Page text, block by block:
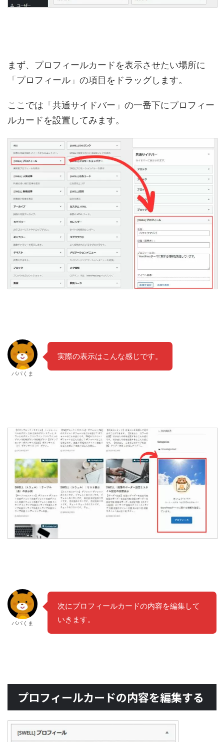
まず、プロフィールカードを表示させたい場所に
「プロフィール」の項目をドラッグします。
ここでは「共通サイドバー」の一番下にプロフィー
ルカードを設置してみます。
パパくま
実際の表示はこんな感じです。
パパくま
次にプロフィールカードの内容を編集して
いきます。
プロフィールカードの内容を編集する